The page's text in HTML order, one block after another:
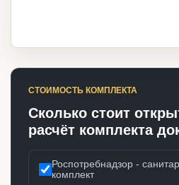
СТОИМОСТЬ КОМПЛЕКТА
Сколько стоит
расчёт комплекта
Роспотребнадзор -
комплект